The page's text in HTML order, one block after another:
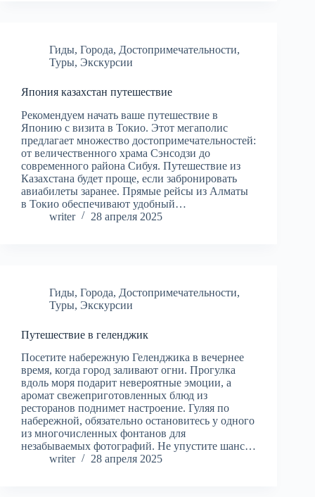
Гиды, Города, Достопримечательности,
Туры, Экскурсии
Япония казахстан путешествие
Рекомендуем начать ваше путешествие в
Японию с визита в Токио. Этот мегаполис
предлагает множество достопримечательностей:
от величественного храма Сэнсодзи до
современного района Сибуя. Путешествие из
Казахстана будет проще, если забронировать
авиабилеты заранее. Прямые рейсы из Алматы
в Токио обеспечивают удобный…
writer
28 апреля 2025
Гиды, Города, Достопримечательности,
Туры, Экскурсии
Путешествие в геленджик
Посетите набережную Геленджика в вечернее
время, когда город заливают огни. Прогулка
вдоль моря подарит невероятные эмоции, а
аромат свежеприготовленных блюд из
ресторанов поднимет настроение. Гуляя по
набережной, обязательно остановитесь у одного
из многочисленных фонтанов для
незабываемых фотографий. Не упустите шанс…
writer
28 апреля 2025